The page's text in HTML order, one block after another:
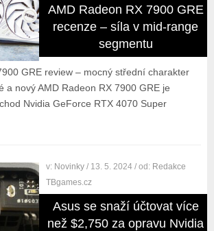
AMD Radeon RX 7900 GRE
recenze – síla v mid-range
segmentu
GRE review – mocný střední charakter
a nový AMD Radeon RX 7900 GRE je
Nvidia GeForce RTX 4070 Super
v: Novinky / 13. 5. 2024 / od: Redakce
TBgames.cz
Asus se snaží účtovat více
než $2,750 za opravu Nvidia